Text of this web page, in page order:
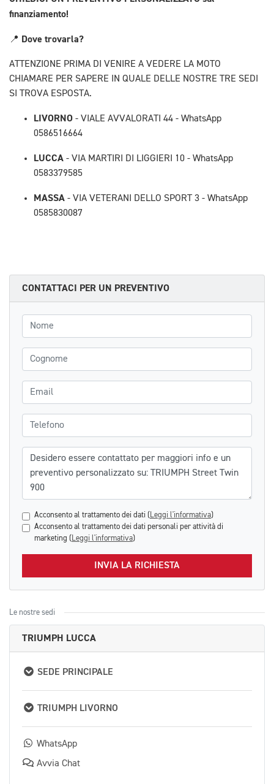
finanziamento!
📍 Dove trovarla?
ATTENZIONE PRIMA DI VENIRE A VEDERE LA MOTO
CHIAMARE PER SAPERE IN QUALE DELLE NOSTRE TRE SEDI
SI TROVA ESPOSTA.
LIVORNO - VIALE AVVALORATI 44 - WhatsApp
0586516664
LUCCA - VIA MARTIRI DI LIGGIERI 10 - WhatsApp
0583379585
MASSA - VIA VETERANI DELLO SPORT 3 - WhatsApp
0585830087
CONTATTACI PER UN PREVENTIVO
Nome
Cognome
Email
Telefono
Messaggio
Acconsento al trattamento dei dati ( Leggi l'informativa)
Acconsento al trattamento dei dati personali per attività di
marketing ( Leggi l'informativa)
INVIA LA RICHIESTA
Le nostre sedi
TRIUMPH LUCCA
SEDE PRINCIPALE
TRIUMPH LIVORNO
WhatsApp
Avvia Chat